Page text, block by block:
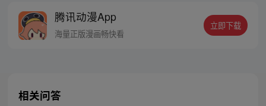
少寒回到故乡，试图寻找弦月剑舞班的痕
迹，但剑舞班早已消失在了黑道手中!
腾讯动漫App
海量正版漫画畅快看
立即下载
相关问答